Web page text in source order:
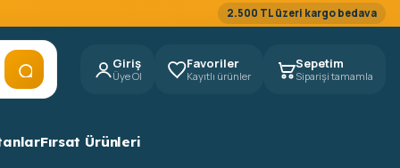
2.500 TL üzeri kargo bedava
Giriş
Üye Ol
Favoriler
Kayıtlı ürünler
Sepetim
Siparişi tamamla
Fırsat Ürünleri